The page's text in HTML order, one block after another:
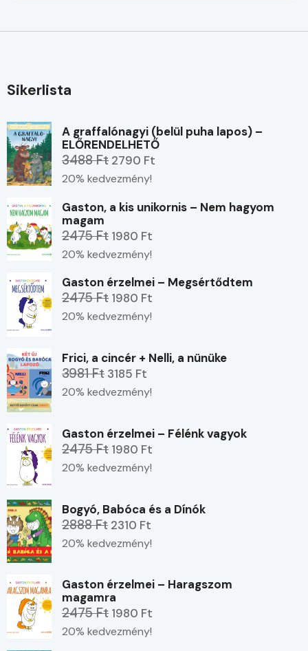
Sikerlista
A graffalónagyi (belül puha lapos) –
ELŐRENDELHETŐ
3488 Ft 2790 Ft
20% kedvezmény!
Gaston, a kis unikornis – Nem hagyom
magam
2475 Ft 1980 Ft
20% kedvezmény!
Gaston érzelmei – Megsértődtem
2475 Ft 1980 Ft
20% kedvezmény!
Frici, a cincér + Nelli, a nünüke
3981 Ft 3185 Ft
20% kedvezmény!
Gaston érzelmei – Félénk vagyok
2475 Ft 1980 Ft
20% kedvezmény!
Bogyó, Babóca és a Dínók
2888 Ft 2310 Ft
20% kedvezmény!
Gaston érzelmei – Haragszom
magamra
2475 Ft 1980 Ft
20% kedvezmény!